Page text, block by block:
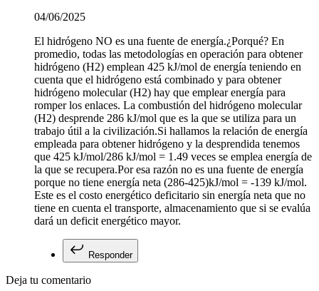
04/06/2025
El hidrógeno NO es una fuente de energía.¿Porqué? En
promedio, todas las metodologías en operación para obtener
hidrógeno (H2) emplean 425 kJ/mol de energía teniendo en
cuenta que el hidrógeno está combinado y para obtener
hidrógeno molecular (H2) hay que emplear energía para
romper los enlaces. La combustión del hidrógeno molecular
(H2) desprende 286 kJ/mol que es la que se utiliza para un
trabajo útil a la civilización.Si hallamos la relación de energía
empleada para obtener hidrógeno y la desprendida tenemos
que 425 kJ/mol/286 kJ/mol = 1.49 veces se emplea energía de
la que se recupera.Por esa razón no es una fuente de energía
porque no tiene energía neta (286-425)kJ/mol = -139 kJ/mol.
Este es el costo energético deficitario sin energía neta que no
tiene en cuenta el transporte, almacenamiento que si se evalúa
dará un deficit energético mayor.
Responder
Deja tu comentario